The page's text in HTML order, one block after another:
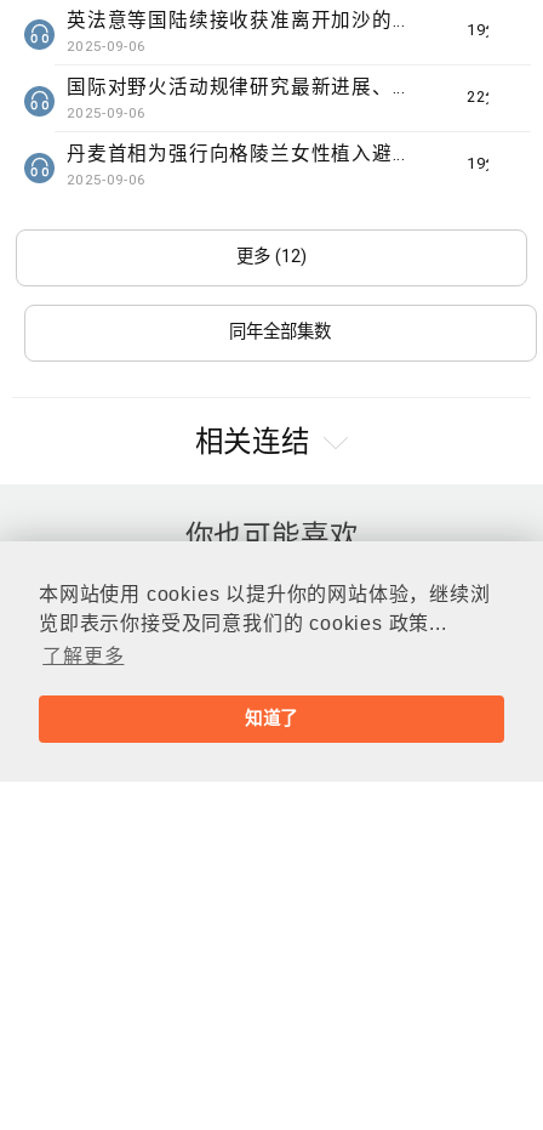
本网站使用 cookies 以提升你的网站体验，继续浏
览即表示你接受及同意我们的 cookies 政策...
了解更多
知道了
19分钟
英法意等国陆续接收获准离开加沙的学生及病人、国际自然保育联盟确认长颈鹿分四个品种有助制订保育方案
2025-09-06
22分钟
国际对野火活动规律研究最新进展、微软成立50周年全球仍有多项民生系统沿用旧视窗系统
2025-09-06
19分钟
丹麦首相为强行向格陵兰女性植入避孕工具道歉、国民警卫军进驻华盛顿特朗普拟向更多地方作相同部署
2025-09-06
更多 (12)
同年全部集数
相关连结
你也可能喜欢